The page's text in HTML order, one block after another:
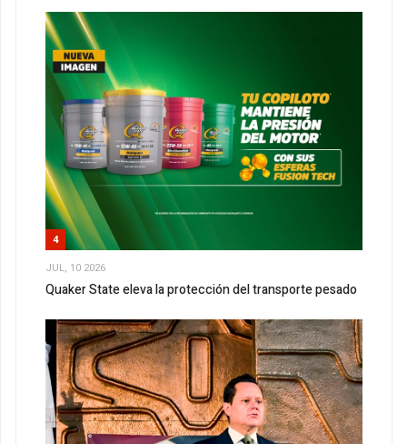
4
JUL, 10 2026
Quaker State eleva la protección del transporte pesado